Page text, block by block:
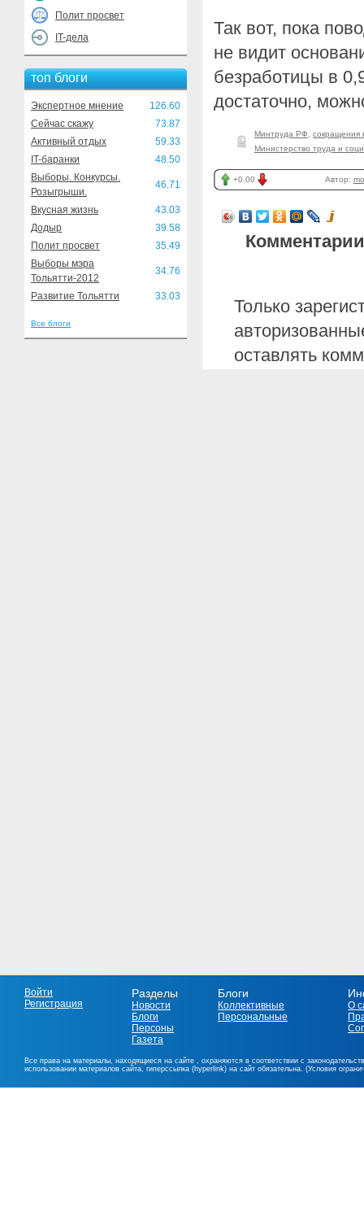
Полит просвет
IT-дела
топ блоги
Экспертное мнение
126.60
Сейчас скажу
73.87
Активный отдых
59.33
IT-баранки
48.50
Выборы. Конкурсы.
Розыгрыши.
46.71
Вкусная жизнь
43.03
Додыр
39.58
Полит просвет
35.49
Выборы мэра
Тольятти-2012
34.76
Развитие Тольятти 33.03
Все блоги
Так вот, пока
не видит
безработицы в
достаточно,
Минтруда РФ
сокращения
Министерство труда и
+0.00 Автор:
Только
оставлять
Войти
Регистрация
Разделы
Новости
Блоги
Персоны
Газета
Блоги
Коллективные
Персональные
О
Все права на материалы, находящиеся на сайте , охраняются в соответствии с
использовании материалов сайта, гиперссылка (hyperlink) на сайт обязательна. (Условия